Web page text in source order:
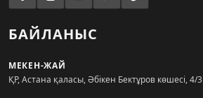
БАЙЛАНЫС
МЕКЕН-ЖАЙ
ҚР, Астана қаласы, Әбікен Бектұров көшесі, 4/3